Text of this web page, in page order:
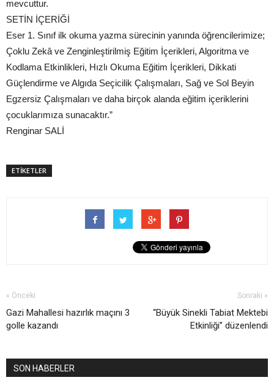
mevcuttur.
SETİN İÇERİĞİ
Eser 1. Sınıf ilk okuma yazma sürecinin yanında öğrencilerimize;
Çoklu Zekâ ve Zenginleştirilmiş Eğitim İçerikleri, Algoritma ve
Kodlama Etkinlikleri, Hızlı Okuma Eğitim İçerikleri, Dikkati
Güçlendirme ve Algıda Seçicilik Çalışmaları, Sağ ve Sol Beyin
Egzersiz Çalışmaları ve daha birçok alanda eğitim içeriklerini
çocuklarımıza sunacaktır.”
Renginar SALİ
ETİKETLER
« Önceki
Gazi Mahallesi hazırlık maçını 3
golle kazandı
Sonraki »
“Büyük Sinekli Tabiat Mektebi
Etkinliği” düzenlendi
SON HABERLER